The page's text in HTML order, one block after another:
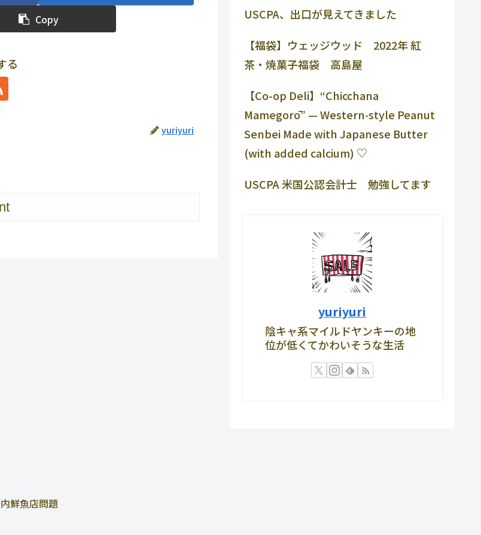
Copy
る
yuriyuri
USCPA、出口が見えてきました
【福袋】ウェッジウッド 2022年 紅
茶・焼菓子福袋 高島屋
【Co-op Deli】“Chicchana
Mamegorō” — Western‑style Peanut
Senbei Made with Japanese Butter
(with added calcium) ♡
USCPA 米国公認会計士 勉強してます
yuriyuri
陰キャ系マイルドヤンキーの地
位が低くてかわいそうな生活
鮮魚店問題